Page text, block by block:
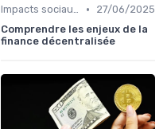
Impacts sociaux et économiques •
27/06/2025
Comprendre les enjeux de la
finance décentralisée